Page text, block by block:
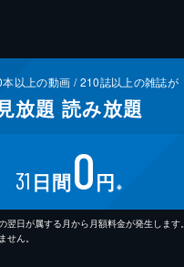
本以上の動画 /210誌以上の雑誌が
見放題 読み放題
31 日間0円 ※
日が属する月から月額料金が発生します。
ん。